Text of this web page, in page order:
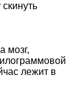
мозг,
лежит в